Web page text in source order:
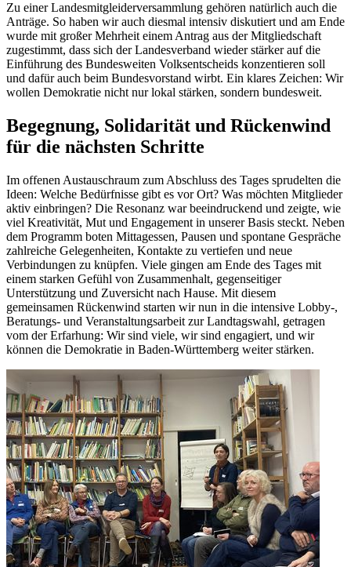
Zu einer Landesmitgleiderversammlung gehören natürlich auch die
Anträge. So haben wir auch diesmal intensiv diskutiert und am Ende
wurde mit großer Mehrheit einem Antrag aus der Mitgliedschaft
zugestimmt, dass sich der Landesverband wieder stärker auf die
Einführung des Bundesweiten Volksentscheids konzentieren soll
und dafür auch beim Bundesvorstand wirbt. Ein klares Zeichen: Wir
wollen Demokratie nicht nur lokal stärken, sondern bundesweit.
Begegnung, Solidarität und Rückenwind
für die nächsten Schritte
Im offenen Austauschraum zum Abschluss des Tages sprudelten die
Ideen: Welche Bedürfnisse gibt es vor Ort? Was möchten Mitglieder
aktiv einbringen? Die Resonanz war beeindruckend und zeigte, wie
viel Kreativität, Mut und Engagement in unserer Basis steckt. Neben
dem Programm boten Mittagessen, Pausen und spontane Gespräche
zahlreiche Gelegenheiten, Kontakte zu vertiefen und neue
Verbindungen zu knüpfen. Viele gingen am Ende des Tages mit
einem starken Gefühl von Zusammenhalt, gegenseitiger
Unterstützung und Zuversicht nach Hause. Mit diesem
gemeinsamen Rückenwind starten wir nun in die intensive Lobby-,
Beratungs- und Veranstaltungsarbeit zur Landtagswahl, getragen
vom der Erfarhung: Wir sind viele, wir sind engagiert, und wir
können die Demokratie in Baden-Württemberg weiter stärken.